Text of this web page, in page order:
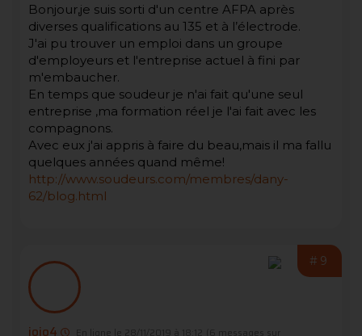
Bonjour,je suis sorti d'un centre AFPA après
diverses qualifications au 135 et à l’électrode.
J'ai pu trouver un emploi dans un groupe
d'employeurs et l'entreprise actuel à fini par
m'embaucher.
En temps que soudeur je n'ai fait qu'une seul
entreprise ,ma formation réel je l'ai fait avec les
compagnons.
Avec eux j'ai appris à faire du beau,mais il ma fallu
quelques années quand même!
http://www.soudeurs.com/membres/dany-
62/blog.html
#9
jojo4 En ligne le 28/11/2019 à 18:12
(6 messages sur